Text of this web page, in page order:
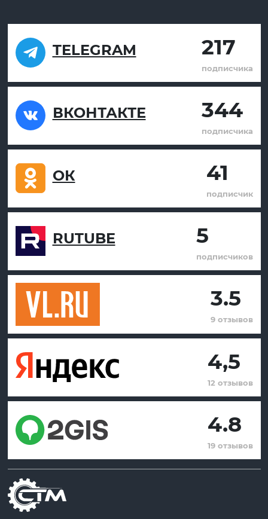
TELEGRAM 217
подписчика
ВКОНТАКТЕ 344
подписчика
ОК 41
подписчик
RUTUBE 5
подписчиков
3.5
9 отзывов
4,5
12 отзывов
4.8
19 отзывов